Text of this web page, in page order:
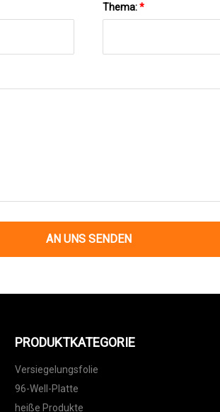
Thema:*
AN UNS SENDEN
PRODUKTKATEGORIE
Versiegelungsfolie
96-Well-Platte
heiße Produkte